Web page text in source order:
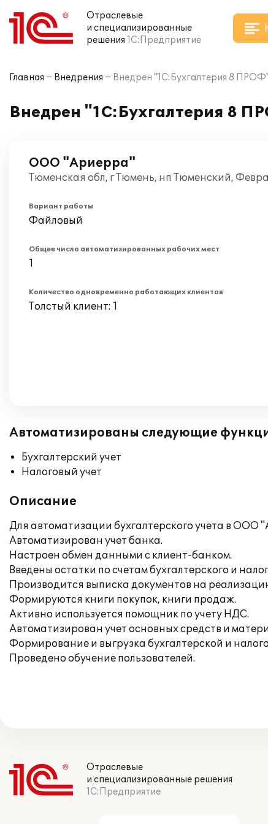
Отраслевые
и специализированные
решения 1С:Предприятие
Главная Внедрения Внедрен "1C:Бухгалтерия 8
Внедрен "1C:Бухгалтерия 8
ООО "Ариерра"
Тюменская обл, г Тюмень, нп Тюменский,
Вариант работы
Файловый
Общее число автоматизированных рабочих мест
1
Количество одновременно работающих клиентов
Толстый клиент: 1
Автоматизированы следующие
Бухгалтерский учет
Налоговый учет
Описание
Для автоматизации бухгалтерского учета в ООО
Автоматизирован учет банка.
Настроен обмен данными с клиент-банком.
Введены остатки по счетам бухгалтерского и
Производится выписка документов на
Формируются книги покупок, книги продаж.
Активно используется помощник по учету НДС.
Автоматизирован учет основных средств и
Формирование и выгрузка бухгалтерской и
Проведено обучение пользователей.
Отраслевые
и специализированные решения
1С:Предприятие